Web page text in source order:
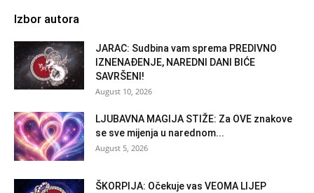
Izbor autora
JARAC: Sudbina vam sprema PREDIVNO
IZNENAĐENJE, NAREDNI DANI BIĆE
SAVRŠENI!
August 10, 2026
LJUBAVNA MAGIJA STIŽE: Za OVE znakove
se sve mijenja u narednom...
August 5, 2026
ŠKORPIJA: Očekuje vas VEOMA LIJEP